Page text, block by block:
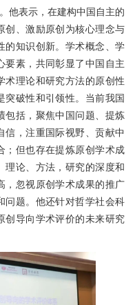
他表示，在建构中国自主的
创、激励原创为核心理念与
的知识创新。学术概念、学
要素，共同彰显了中国自主
术理论和研究方法的原创性
突破性和引领性。当前我国
包括，聚焦中国问题、提炼
信，注重国际视野、贡献中
；但也存在提炼原创学术成
理论、方法，研究的深度和
，忽视原创学术成果的推广
问题。他还针对哲学社会科
创导向学术评价的未来研究